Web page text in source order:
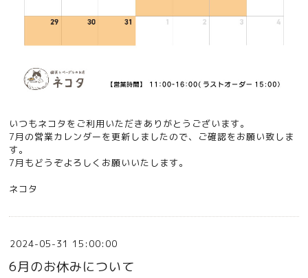
いつもネコタをご利用いただきありがとうございます。
7月の営業カレンダーを更新しましたので、ご確認をお願い致しま
す。
7月もどうぞよろしくお願いいたします。
ネコタ
2024-05-31 15:00:00
6月のお休みについて